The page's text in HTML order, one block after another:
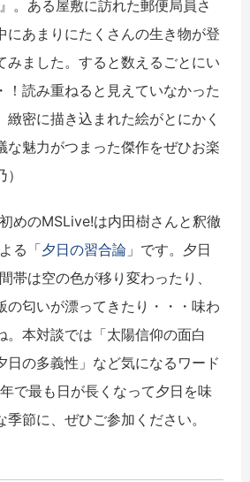
』。ある屋敷に訪れた郵便局員さ
にあまりにたくさんの生き物が登
みました。すると数えるごとにい
！読み重ねると見えていなかった
緻密に描き込まれた絵がとにかく
な魅力がつまった傑作をぜひお楽
めのMSLive!は内田樹さんと釈徹
る「夕日の習合論 」です。夕日
帯は空の色が移り変わったり、
の匂いが漂ってきたり・・・味わ
。本対談では「太陽信仰の面白
日の多義性」など気になるワード
で最も日が長くなって夕日を味
節に、ぜひご参加ください。